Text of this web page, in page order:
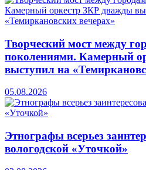
Творческий мост между
поколениями. Камерный
выступил на
05.08.2026
Этнографы всерьез
вологодской «Уточкой»